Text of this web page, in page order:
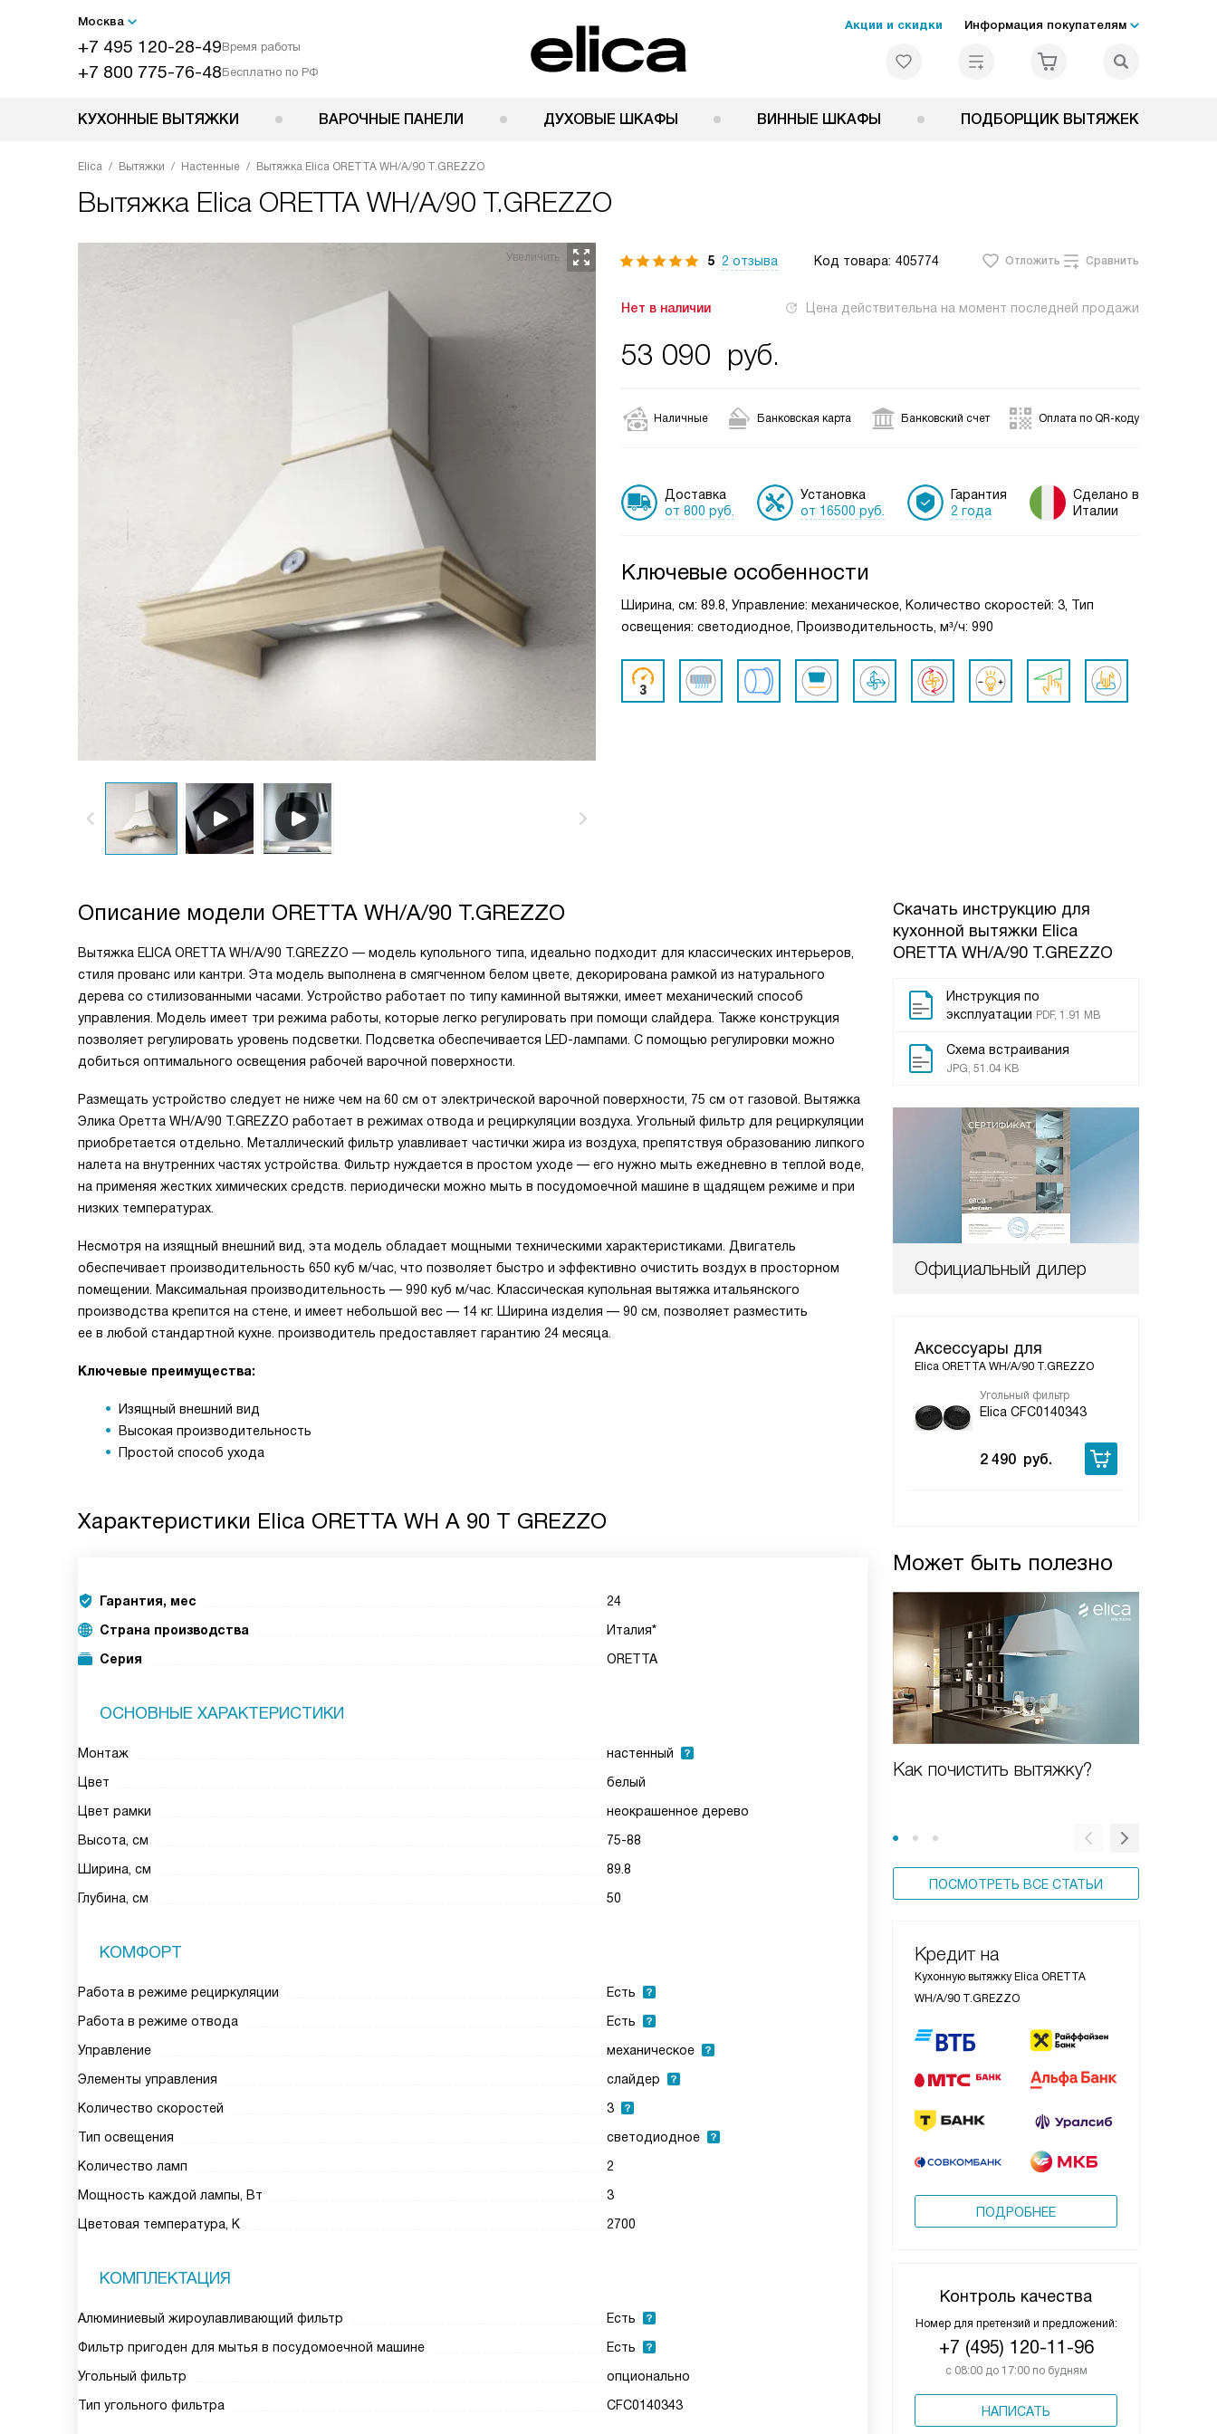
Москва
+7 495 120-28-49Время работы
+7 800 775-76-48Бесплатно по РФ
Акции и скидки Информация покупателям
КУХОННЫЕ ВЫТЯЖКИ ВАРОЧНЫЕ ПАНЕЛИ ДУХОВЫЕ ШКАФЫ ВИННЫЕ ШКАФЫ ПОДБОРЩИК ВЫТЯЖЕК
Elica Вытяжки Настенные Вытяжка Elica ORETTA WH/A/90 T.GREZZO
Вытяжка Elica ORETTA WH/A/90 T.GREZZO
5 2 отзыва Код товара: 405774 Отложить Сравнить
Нет в наличии Цена действительна на момент последней продажи
53 090 руб.
Наличные Банковская карта Банковский счет Оплата по QR-коду
Доставка
от 800 руб.
Установка
от 16500 руб.
Гарантия
2 года
Сделано в
Италии
Ключевые особенности
Ширина, см: 89.8, Управление: механическое, Количество скоростей: 3, Тип
освещения: светодиодное, Производительность, м³/ч: 990
Скачать инструкцию для
кухонной вытяжки Elica
ORETTA WH/A/90 T.GREZZO
Инструкция по
эксплуатации PDF, 1.91 MB
Схема встраивания
JPG, 51.04 KB
Официальный дилер
Аксессуары для
Elica ORETTA WH/A/90 T.GREZZO
Угольный фильтр
Elica CFC0140343
2 490 руб.
Может быть полезно
Как почистить вытяжку?
ПОСМОТРЕТЬ ВСЕ СТАТЬИ
Кредит на
Кухонную вытяжку Elica ORETTA
WH/A/90 T.GREZZO
ПОДРОБНЕЕ
Контроль качества
Номер для претензий и предложений:
+7 (495) 120-11-96
с 08:00 до 17:00 по будням
НАПИСАТЬ
Описание модели ORETTA WH/A/90 T.GREZZO
Вытяжка ELICA ORETTA WH/A/90 T.GREZZO — модель купольного типа, идеально подходит для классических интерьеров,
стиля прованс или кантри. Эта модель выполнена в смягченном белом цвете, декорирована рамкой из натурального
дерева со стилизованными часами. Устройство работает по типу каминной вытяжки, имеет механический способ
управления. Модель имеет три режима работы, которые легко регулировать при помощи слайдера. Также конструкция
позволяет регулировать уровень подсветки. Подсветка обеспечивается LED-лампами. С помощью регулировки можно
добиться оптимального освещения рабочей варочной поверхности.
Размещать устройство следует не ниже чем на 60 см от электрической варочной поверхности, 75 см от газовой. Вытяжка
Элика Оретта WH/A/90 T.GREZZO работает в режимах отвода и рециркуляции воздуха. Угольный фильтр для рециркуляции
приобретается отдельно. Металлический фильтр улавливает частички жира из воздуха, препятствуя образованию липкого
налета на внутренних частях устройства. Фильтр нуждается в простом уходе — его нужно мыть ежедневно в теплой воде,
на применяя жестких химических средств. периодически можно мыть в посудомоечной машине в щадящем режиме и при
низких температурах.
Несмотря на изящный внешний вид, эта модель обладает мощными техническими характеристиками. Двигатель
обеспечивает производительность 650 куб м/час, что позволяет быстро и эффективно очистить воздух в просторном
помещении. Максимальная производительность — 990 куб м/час. Классическая купольная вытяжка итальянского
производства крепится на стене, и имеет небольшой вес — 14 кг. Ширина изделия — 90 см, позволяет разместить
ее в любой стандартной кухне. производитель предоставляет гарантию 24 месяца.
Ключевые преимущества:
Изящный внешний вид
Высокая производительность
Простой способ ухода
Характеристики Elica ORETTA WH A 90 T GREZZO
Гарантия, мес
24
Страна производства
Италия*
Серия
ORETTA
ОСНОВНЫЕ ХАРАКТЕРИСТИКИ
Монтаж
настенный
Цвет
белый
Цвет рамки
неокрашенное дерево
Высота, см
75-88
Ширина, см
89.8
Глубина, см
50
КОМФОРТ
Работа в режиме рециркуляции
Есть
Работа в режиме отвода
Есть
Управление
механическое
Элементы управления
слайдер
Количество скоростей
3
Тип освещения
светодиодное
Количество ламп
2
Мощность каждой лампы, Вт
3
Цветовая температура, К
2700
КОМПЛЕКТАЦИЯ
Алюминиевый жироулавливающий фильтр
Есть
Фильтр пригоден для мытья в посудомоечной машине
Есть
Угольный фильтр
опционально
Тип угольного фильтра
CFC0140343